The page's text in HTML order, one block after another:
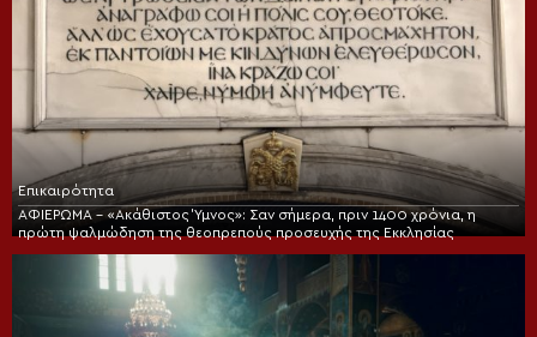
Επικαιρότητα
ΑΦΙΕΡΩΜΑ – «Ακάθιστος Ύμνος»: Σαν σήμερα, πριν 1400 χρόνια, η
πρώτη ψαλμώδηση της θεοπρεπούς προσευχής της Εκκλησίας